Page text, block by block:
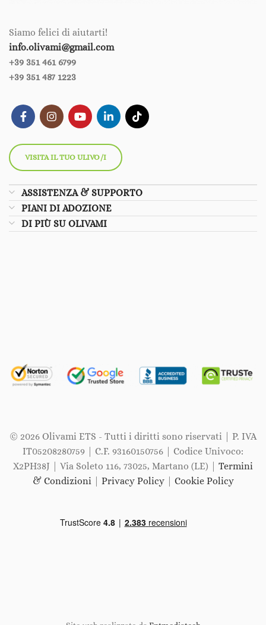
Siamo felici di aiutarti!
info.olivami@gmail.com
+39 351 461 6799‪‪
+39 351 487 1223
VISITA IL TUO ULIVO/I
ASSISTENZA & SUPPORTO
PIANI DI ADOZIONE
DI PIÙ SU OLIVAMI
© 2026 Olivami ETS - Tutti i diritti sono riservati | P. IVA
IT05208280759 | C.F. 93160150756 | Codice Univoco:
X2PH38J | Via Soleto 116, 73025, Martano (LE) | Termini
& Condizioni| Privacy Policy| Cookie Policy